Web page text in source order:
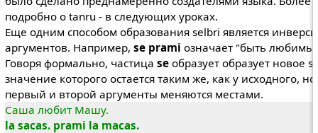
подробно о tanru - в следующих уроках.
Еще одним способом образования selbri является
аргументов. Например, se prami означает "быть
Говоря формально, частица seобразует образует новое
значение которого остается таким же, как у исходного, но
первый и второй аргументы меняются местами.
Саша любит Машу.
la sacas. prami la macas.